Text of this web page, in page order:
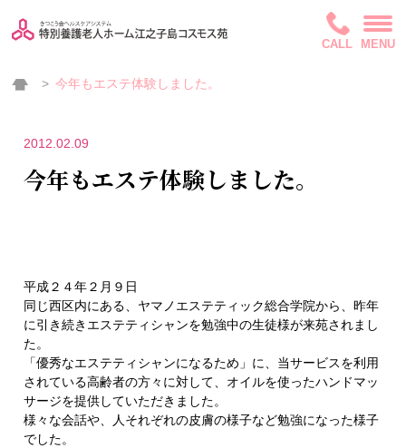
CALL MENU
今年もエステ体験しました。
2012.02.09
今年もエステ体験しました。
平成２４年２月９日
同じ西区内にある、 ヤマノエステティック総合学院から、昨年
に引き続きエステティシャンを勉強中の生徒様が来苑されまし
た。
「優秀なエステティシャンになるため」に、当サービスを利用
されている高齢者の方々に対して、オイルを使ったハンドマッ
サージを提供していただきました。
様々な会話や、人それぞれの皮膚の様子など勉強になった様子
でした。